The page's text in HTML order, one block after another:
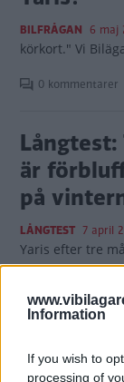
Information
If you wish to
processing of
BILFRÅGAN 6 maj
körkort." Vi
0 kommentarer
Långtest:
är
på
LÅNGTEST 7 april
Yaris efter tre
är mest